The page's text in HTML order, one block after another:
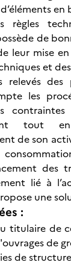
en
règles
de
leur mise
et
des
les
tout
de son
des
lié à
une
:
titulaire de
de
de